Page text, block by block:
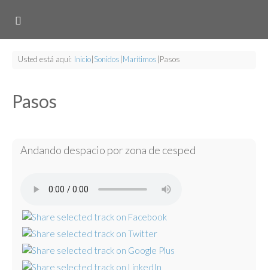
Usted está aquí: Inicio Sonidos Marítimos Pasos
Pasos
Andando despacio por zona de cesped